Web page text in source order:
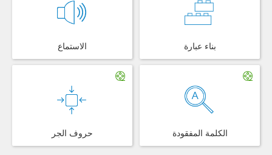
الاستماع بناء عبارة
حروف الجر الكلمة المفقودة